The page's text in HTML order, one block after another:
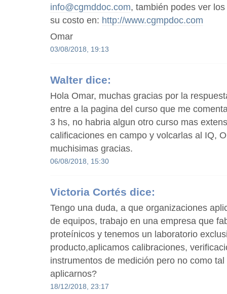
info@cgmddoc.com, también podes ver
su costo en: http://www.cgmpdoc.com
Omar
03/08/2018, 19:13
Walter dice:
Hola Omar, muchas gracias por la
entre a la pagina del curso que me
3 hs, no habria algun otro curso mas
calificaciones en campo y volcarlas al IQ,
muchisimas gracias.
06/08/2018, 15:30
Victoria Cortés dice:
Tengo una duda, a que organizaciones
de equipos, trabajo en una empresa que
proteínicos y tenemos un laboratorio
producto,aplicamos calibraciones,
instrumentos de medición pero no como
aplicarnos?
18/12/2018, 23:17